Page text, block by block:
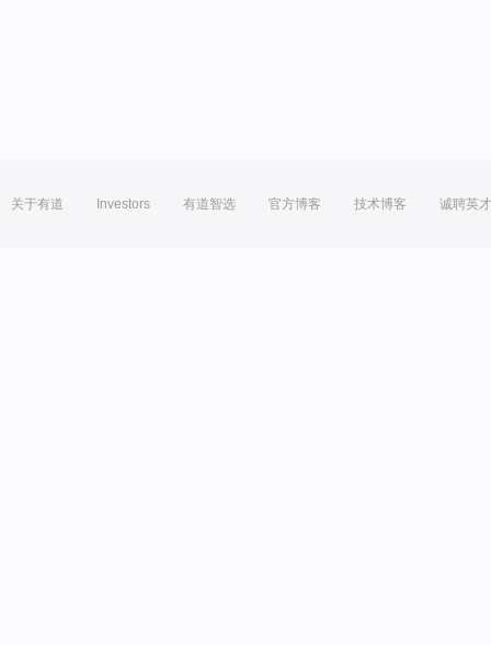
关于有道 Investors 有道智选 官方博客 技术博客 诚聘英才